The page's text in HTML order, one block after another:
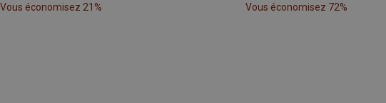
Vous économisez 21% Vous économisez 72%